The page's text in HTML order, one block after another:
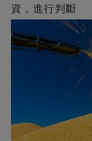
資，進行判斷